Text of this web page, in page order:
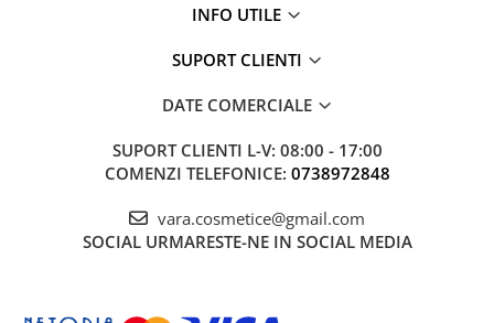
INFO UTILE
SUPORT CLIENTI
DATE COMERCIALE
SUPORT CLIENTI L-V: 08:00 - 17:00
COMENZI TELEFONICE: 0738972848
vara.cosmetice@gmail.com
SOCIAL URMARESTE-NE IN SOCIAL MEDIA